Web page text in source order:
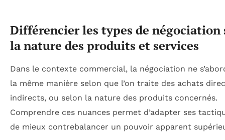
Différencier les types de négociation
la nature des produits et services
Dans le contexte commercial, la négociation ne
la même manière selon que l’on traite des achats
indirects, ou selon la nature des produits concernés.
Comprendre ces nuances permet d’adapter ses
de mieux contrebalancer un pouvoir apparent